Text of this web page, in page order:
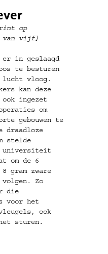
op
van vijf]
er in geslaagd
te besturen
vloog.
kan deze
ingezet
om
gebouwen te
draadloze
stelde
universiteit
om de 6
gram zware
volgen. Zo
die
voor het
ook
sturen.